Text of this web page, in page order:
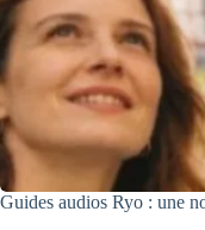
Guides audios Ryo : une